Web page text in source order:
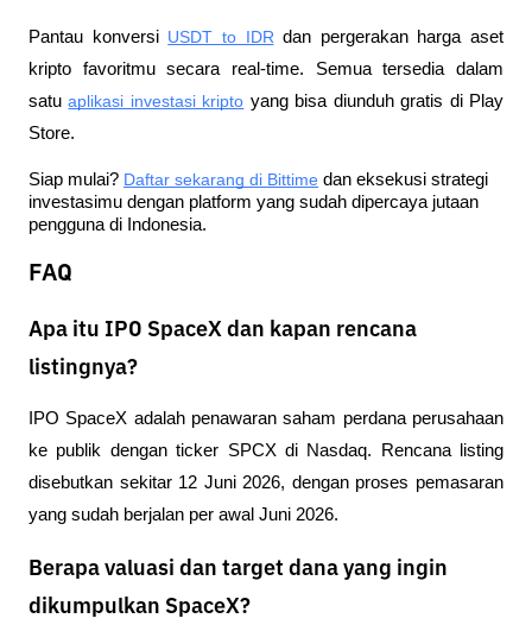
Pantau konversi USDT to IDR dan pergerakan harga aset
kripto favoritmu secara real-time. Semua tersedia dalam
satu aplikasi investasi kripto yang bisa diunduh gratis di Play
Store.
Siap mulai? Daftar sekarang di Bittime dan eksekusi strategi
investasimu dengan platform yang sudah dipercaya jutaan
pengguna di Indonesia.
FAQ
Apa itu IPO SpaceX dan kapan rencana
listingnya?
IPO SpaceX adalah penawaran saham perdana perusahaan
ke publik dengan ticker SPCX di Nasdaq. Rencana listing
disebutkan sekitar 12 Juni 2026, dengan proses pemasaran
yang sudah berjalan per awal Juni 2026.
Berapa valuasi dan target dana yang ingin
dikumpulkan SpaceX?